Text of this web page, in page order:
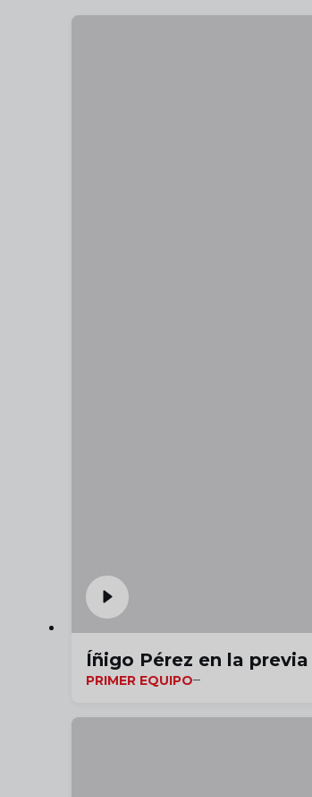
Íñigo Pérez en la
PRIMER EQUIPO